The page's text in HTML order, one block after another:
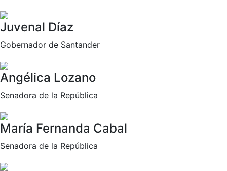
Juvenal Díaz
Gobernador de Santander
Angélica Lozano
Senadora de la República
María Fernanda Cabal
Senadora de la República